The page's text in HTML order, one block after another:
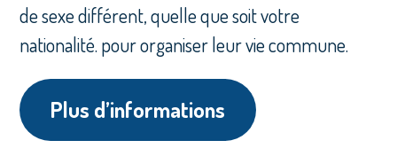
de sexe différent, quelle que soit votre
nationalité. pour organiser leur vie commune.
Plus d’informations